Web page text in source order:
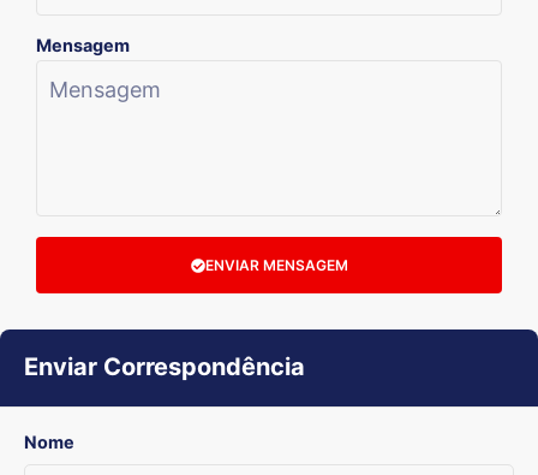
Mensagem
ENVIAR MENSAGEM
Enviar Correspondência
Nome